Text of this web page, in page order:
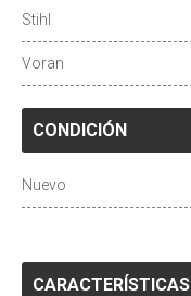
Stihl
Voran
CONDICIÓN
Nuevo
CARACTERÍSTICAS